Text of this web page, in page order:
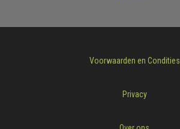
Voorwaarden en Condities
Privacy